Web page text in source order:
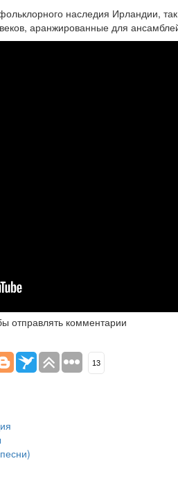
наследия Ирландии,
аранжированные для
отправлять комментарии
13